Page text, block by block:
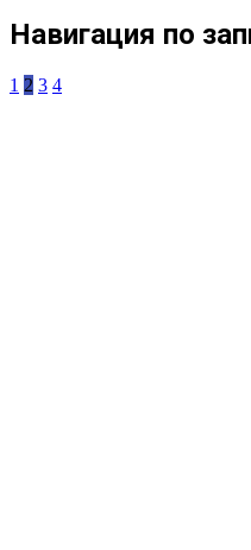
Навигация по
1 2 3 4